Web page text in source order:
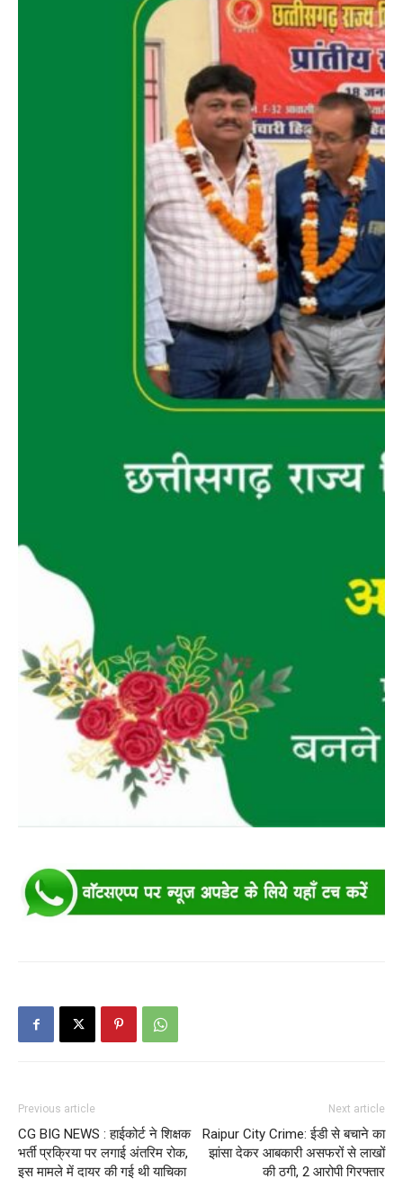
Previous article
CG BIG NEWS : हाईकोर्ट ने शिक्षक
भर्ती प्रक्रिया पर लगाई अंतरिम रोक,
इस मामले में दायर की गई थी याचिका
Next article
Raipur City Crime: ईडी से बचाने का
झांसा देकर आबकारी असफरों से लाखों
की ठगी, 2 आरोपी गिरफ्तार